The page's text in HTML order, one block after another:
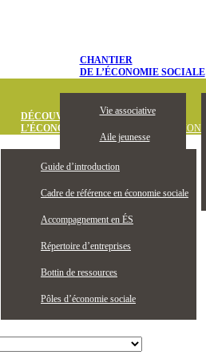
CHANTIER
DE L’ÉCONOMIE SOCIALE
Vie associative
Aile jeunesse
Devenez membre
Membres honoraires
Publications
Partenaires
Actualités
DÉCOUVREZ
L’ÉCONOMIE SOCIALE
Guide d’introduction
Cadre de référence en économie sociale
Accompagnement en ÉS
Répertoire d’entreprises
Bottin de ressources
Pôles d’économie sociale
DÉFINITION